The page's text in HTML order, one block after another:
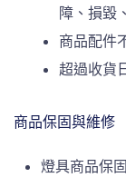
障、損毀
商品配件
超過收貨
商品保固與維修
燈具商品保